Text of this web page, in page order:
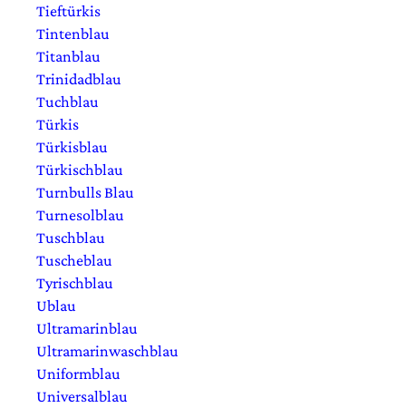
Tieftürkis
Tintenblau
Titanblau
Trinidadblau
Tuchblau
Türkis
Türkisblau
Türkischblau
Turnbulls Blau
Turnesolblau
Tuschblau
Tuscheblau
Tyrischblau
Ublau
Ultramarinblau
Ultramarinwaschblau
Uniformblau
Universalblau